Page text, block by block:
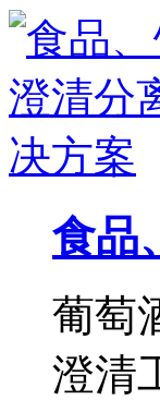
食品
葡萄
澄清